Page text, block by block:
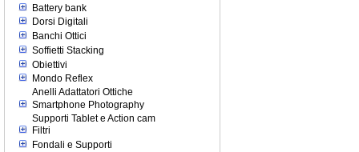
Battery bank
Dorsi Digitali
Banchi Ottici
Soffietti Stacking
Obiettivi
Mondo Reflex
Anelli Adattatori Ottiche
Smartphone Photography
Supporti Tablet e Action cam
Filtri
Fondali e Supporti